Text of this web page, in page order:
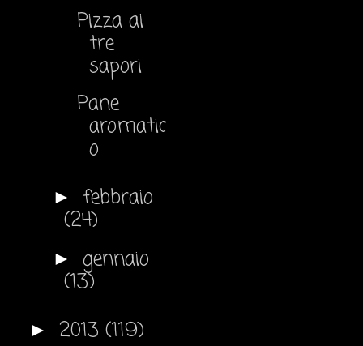
Pizza ai
tre
sapori
Pane
aromatic
o
► febbraio
(24)
► gennaio
(13)
► 2013 (119)